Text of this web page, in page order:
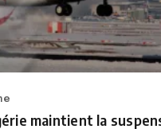
maintient la